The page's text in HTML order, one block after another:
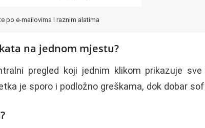
po e-mailovima i raznim alatima
na jednom mjestu?
pregled koji jednim klikom prikazuje
je sporo i podložno greškama, dok dobar